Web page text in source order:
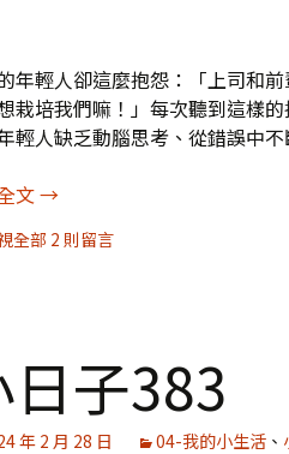
年輕人卻這麼抱怨：「上司和
栽培我們嘛！」每次聽到這樣
輕人缺乏動腦思考、從錯誤中不
文《過度溫柔的社會》書摘10
→
全部 2 則留言
子383
年 2 月 28 日 04-我的小生活 、